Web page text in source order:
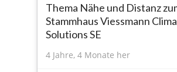
Thema Nähe und Distanz
Stammhaus Viessmann
Solutions SE
4 Jahre, 4 Monate her